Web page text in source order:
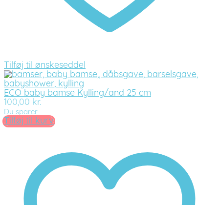
Tilføj til ønskeseddel
ECO baby bamse Kylling/and 25 cm
100,00 kr.
Du sparer
Tilføj til kurv